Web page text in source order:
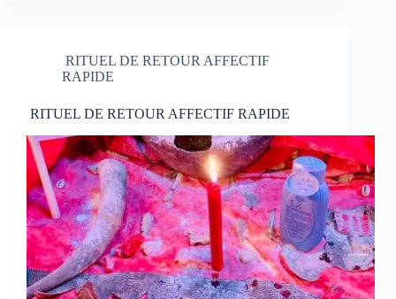
RITUEL DE RETOUR AFFECTIF
RAPIDE
RITUEL DE RETOUR AFFECTIF RAPIDE